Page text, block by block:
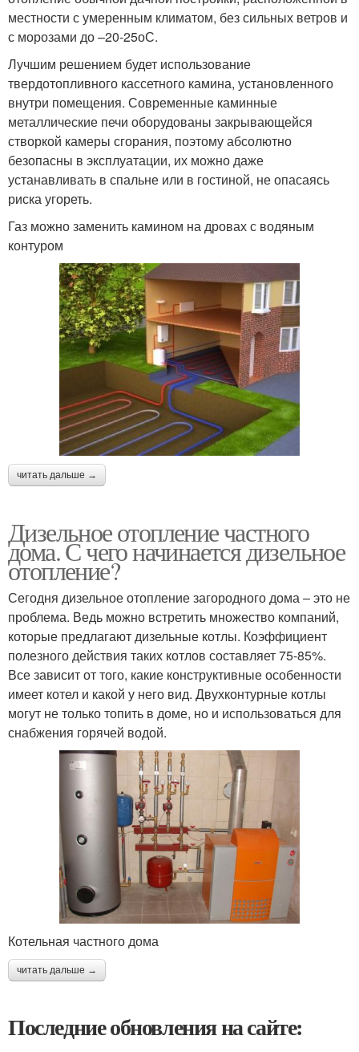
местности с умеренным климатом, без сильных ветров и
с морозами до –20-25оС.
Лучшим решением будет использование
твердотопливного кассетного камина, установленного
внутри помещения. Современные каминные
металлические печи оборудованы закрывающейся
створкой камеры сгорания, поэтому абсолютно
безопасны в эксплуатации, их можно даже
устанавливать в спальне или в гостиной, не опасаясь
риска угореть.
Газ можно заменить камином на дровах с водяным
контуром
читать дальше →
Дизельное отопление частного
дома. С чего начинается дизельное
отопление?
Сегодня дизельное отопление загородного дома – это не
проблема. Ведь можно встретить множество компаний,
которые предлагают дизельные котлы. Коэффициент
полезного действия таких котлов составляет 75-85%.
Все зависит от того, какие конструктивные особенности
имеет котел и какой у него вид. Двухконтурные котлы
могут не только топить в доме, но и использоваться для
снабжения горячей водой.
Котельная частного дома
читать дальше →
Последние обновления на сайте: